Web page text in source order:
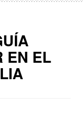
EN EL